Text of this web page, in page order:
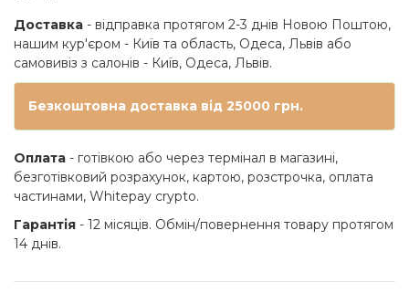
Доставка - відправка протягом 2-3 днів Новою Поштою,
нашим кур'єром - Київ та область, Одеса, Львів або
самовивіз з салонів - Київ, Одеса, Львів.
Безкоштовна доставка від 25000 грн.
Оплата - готівкою або через термінал в магазині,
безготівковий розрахунок, картою, розстрочка, оплата
частинами, Whitepay crypto.
Гарантія - 12 місяців. Обмін/повернення товару протягом
14 днів.